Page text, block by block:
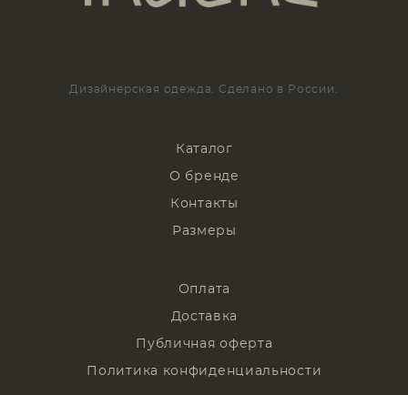
Дизайнерская одежда. Сделано в России.
Каталог
О бренде
Контакты
Размеры
Оплата
Доставка
Публичная оферта
Политика конфиденциальности